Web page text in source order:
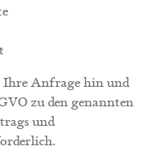
Ihre Anfrage hin und
zu den genannten
und